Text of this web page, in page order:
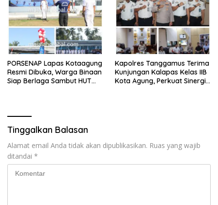
PORSENAP Lapas Kotaagung
Resmi Dibuka, Warga Binaan
Siap Berlaga Sambut HUT
Kapolres Tanggamus Terima
Kunjungan Kalapas Kelas IIB
Kota Agung, Perkuat Sinergi
Tinggalkan Balasan
Alamat email Anda tidak akan dipublikasikan. Ruas yang wajib
ditandai *